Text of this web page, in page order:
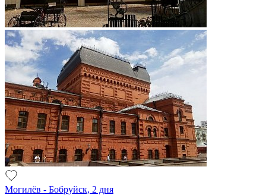
Могилёв - Бобруйск, 2 дня